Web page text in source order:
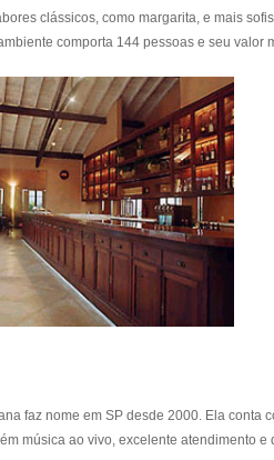
clássicos, como margarita, e mais
comporta 144 pessoas e seu valor
faz nome em SP desde 2000. Ela
música ao vivo, excelente atendimento